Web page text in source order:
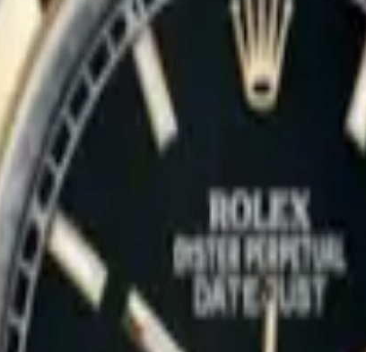
36 koleksiyonunun bir parçasıdır. Saatin kasa çapı
olup çubuk / nokta indekslerle tamamlanmıştır.
model, koleksiyonerlerin ilgisini çekmektedir.